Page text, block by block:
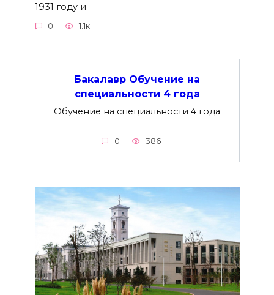
1931 году и
0 1.1к.
Бакалавр Обучение на
специальности 4 года
Обучение на специальности 4 года
0 386